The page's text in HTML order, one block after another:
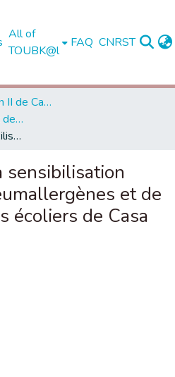
All of
TOUBK@l
FAQ CNRST
Université Hassan II de Casablanca
Faculté de Médecine et de Pharmacie - Casablanca
Prévalence de la sensibilisation cutanée aux pneumallergènes et de l'asthme chez les écoliers de Casa Maârif
sensibilisation
et de
écoliers de Casa